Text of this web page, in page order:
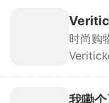
强、音
与信息
时尚购
方便。
我嘞